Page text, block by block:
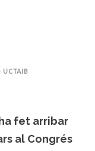
UCTAIB
fet arribar
al Congrés